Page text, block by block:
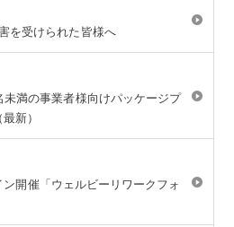
を受けられた皆様へ
未満の事業者様向けパッケージプ
新）
開催「ウェルビーリワークフォ